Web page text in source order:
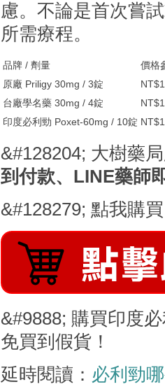
慮。不論是首次嘗
所需療程。
品牌 / 劑量
價格
原廠 Priligy 30mg / 3錠
台廠學名藥 30mg / 4錠
印度必利勁 Poxet-60mg / 10錠
&#128204; 大樹藥
到付款、LINE藥師
&#128279; 點我購
&#9888; 購買印度
免買到假貨！
延時閱讀： 必利勁